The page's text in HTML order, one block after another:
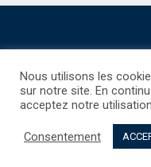
©CNRS EDITIONS 2025
Droits étrangers /
Nous utilisons les
sur notre site. En
acceptez notre
Consentement